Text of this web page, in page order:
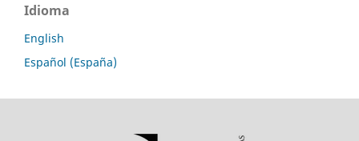
Idioma
English
Español (España)